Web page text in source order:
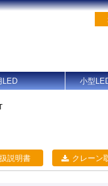
LED 小型
説明書 クレーン